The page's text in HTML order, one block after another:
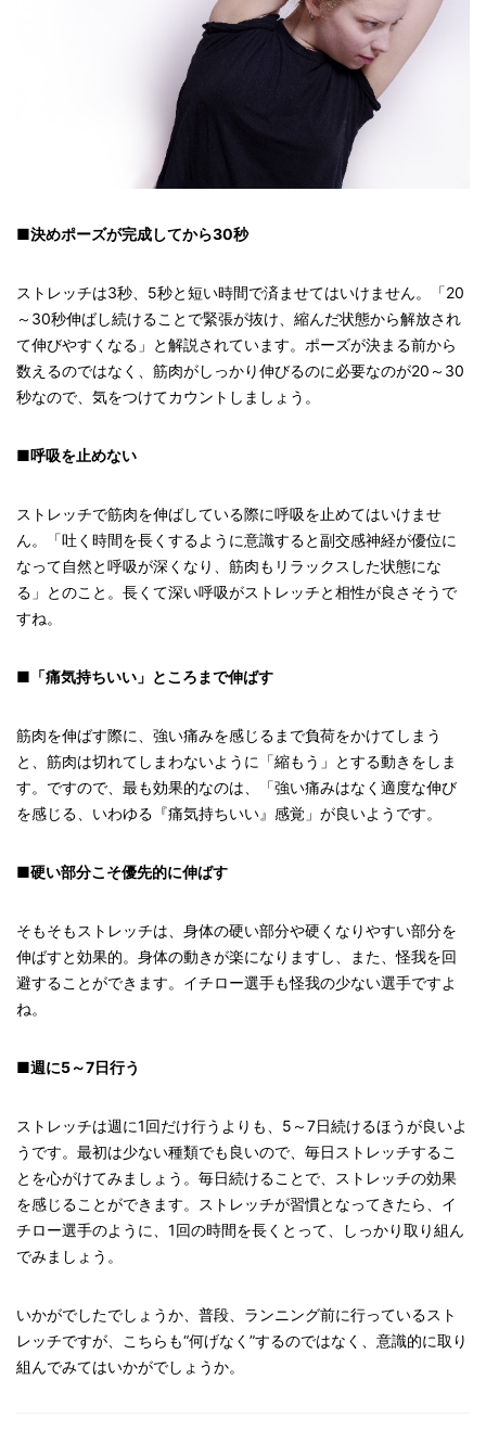
■決めポーズが完成してから30秒
ストレッチは3秒、5秒と短い時間で済ませてはいけません。「20
～30秒伸ばし続けることで緊張が抜け、縮んだ状態から解放され
て伸びやすくなる」と解説されています。ポーズが決まる前から
数えるのではなく、筋肉がしっかり伸びるのに必要なのが20～30
秒なので、気をつけてカウントしましょう。
■呼吸を止めない
ストレッチで筋肉を伸ばしている際に呼吸を止めてはいけませ
ん。「吐く時間を長くするように意識すると副交感神経が優位に
なって自然と呼吸が深くなり、筋肉もリラックスした状態にな
る」とのこと。長くて深い呼吸がストレッチと相性が良さそうで
すね。
■「痛気持ちいい」ところまで伸ばす
筋肉を伸ばす際に、強い痛みを感じるまで負荷をかけてしまう
と、筋肉は切れてしまわないように「縮もう」とする動きをしま
す。ですので、最も効果的なのは、「強い痛みはなく適度な伸び
を感じる、いわゆる『痛気持ちいい』感覚」が良いようです。
■硬い部分こそ優先的に伸ばす
そもそもストレッチは、身体の硬い部分や硬くなりやすい部分を
伸ばすと効果的。身体の動きが楽になりますし、また、怪我を回
避することができます。イチロー選手も怪我の少ない選手ですよ
ね。
■週に5～7日行う
ストレッチは週に1回だけ行うよりも、5～7日続けるほうが良いよ
うです。最初は少ない種類でも良いので、毎日ストレッチするこ
とを心がけてみましょう。毎日続けることで、ストレッチの効果
を感じることができます。ストレッチが習慣となってきたら、イ
チロー選手のように、1回の時間を長くとって、しっかり取り組ん
でみましょう。
いかがでしたでしょうか、普段、ランニング前に行っているスト
レッチですが、こちらも“何げなく”するのではなく、意識的に取り
組んでみてはいかがでしょうか。